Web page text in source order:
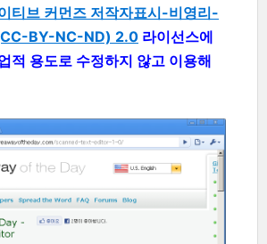
티브 커먼즈 저작자표시-비영리-
BY-NC-ND) 2.0 라이선스에
적 용도로 수정하지 않고 이용해